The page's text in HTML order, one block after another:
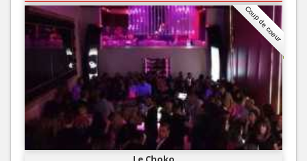
Coup de coeur